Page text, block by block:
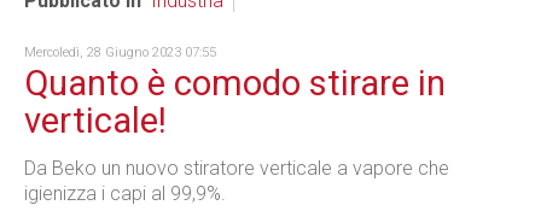
Mercoledì, 28 Giugno 2023 07:55
Quanto è comodo stirare in
verticale!
Da Beko un nuovo stiratore verticale a vapore che
igienizza i capi al 99,9%.